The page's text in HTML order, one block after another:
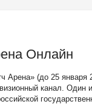
Онлайн
Арена» (до 25 января
канал. Один